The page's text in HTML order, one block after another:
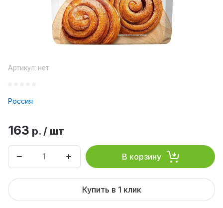
Артикул: нет
Россия
163 р. / шт
В корзину
Купить в 1 клик